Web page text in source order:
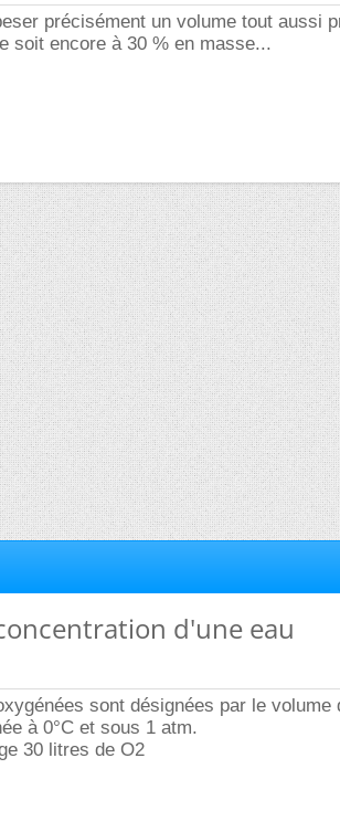
précisément un volume tout aussi
soit encore à 30 % en masse...
d'une eau
sont désignées par le volume
à 0°C et sous 1 atm.
30 litres de O2